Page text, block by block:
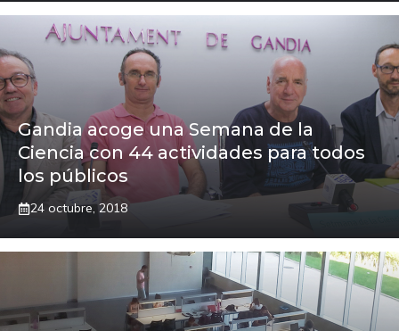
Gandia acoge una Semana de la
Ciencia con 44 actividades para todos
los públicos
24 octubre, 2018